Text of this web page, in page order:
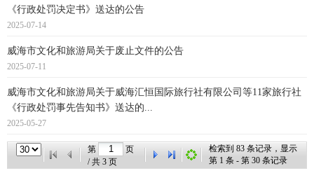
《行政处罚决定书》送达的公告
2025-07-14
威海市文化和旅游局关于废止文件的公告
2025-07-11
威海市文化和旅游局关于威海汇恒国际旅行社有限公司等11家旅行社
《行政处罚事先告知书》送达的...
2025-05-27
第
页
/ 共 3 页
检索到 83 条记录，显示
第 1 条 - 第 30 条记录